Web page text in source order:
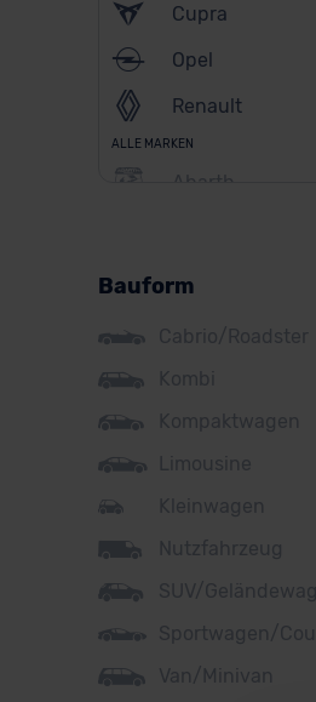
Cupra
Opel
Renault
ALLE MARKEN
Abarth
Citroen
Cupra
DS
Dacia
Fiat
Ford
Bauform
Cabrio/Roadster
Kombi
Kompaktwagen
Limousine
Kleinwagen
Nutzfahrzeug
SUV/
Sportwagen/
Van/Minivan